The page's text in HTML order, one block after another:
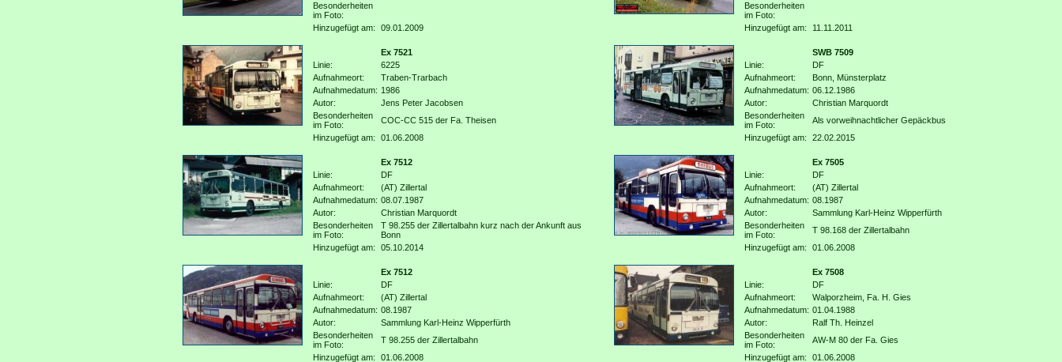
Besonderheiten
im Foto:
Hinzugefügt am:
09.01.2009
Besonderheiten
im Foto:
Hinzugefügt am:
11.11.2011
Ex 7521
Linie:
6225
Aufnahmeort:
Traben-Trarbach
Aufnahmedatum: 1986
Autor:
Jens Peter Jacobsen
Besonderheiten
im Foto:
COC-CC 515 der Fa. Theisen
Hinzugefügt am:
01.06.2008
SWB 7509
Linie:
DF
Aufnahmeort:
Bonn, Münsterplatz
Aufnahmedatum: 06.12.1986
Autor:
Christian Marquordt
Besonderheiten
im Foto:
Als vorweihnachtlicher Gepäckbus
Hinzugefügt am:
22.02.2015
Ex 7512
Linie:
DF
Aufnahmeort:
(AT) Zillertal
Aufnahmedatum: 08.07.1987
Autor:
Christian Marquordt
Besonderheiten
im Foto:
T 98.255 der Zillertalbahn kurz nach der Ankunft aus
Bonn
Hinzugefügt am:
05.10.2014
Ex 7505
Linie:
DF
Aufnahmeort:
(AT) Zillertal
Aufnahmedatum: 08.1987
Autor:
Sammlung Karl-Heinz Wipperfürth
Besonderheiten
im Foto:
T 98.168 der Zillertalbahn
Hinzugefügt am:
01.06.2008
Ex 7512
Linie:
DF
Aufnahmeort:
(AT) Zillertal
Aufnahmedatum: 08.1987
Autor:
Sammlung Karl-Heinz Wipperfürth
Besonderheiten
im Foto:
T 98.255 der Zillertalbahn
Hinzugefügt am:
01.06.2008
Ex 7508
Linie:
DF
Aufnahmeort:
Walporzheim, Fa. H. Gies
Aufnahmedatum: 01.04.1988
Autor:
Ralf Th. Heinzel
Besonderheiten
im Foto:
AW-M 80 der Fa. Gies
Hinzugefügt am:
01.06.2008